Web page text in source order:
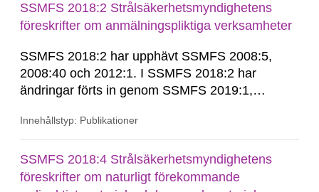
SSMFS 2018:2 Strålsäkerhetsmyndighetens
föreskrifter om anmälningspliktiga verksamheter
SSMFS 2018:2 har upphävt SSMFS 2008:5,
2008:40 och 2012:1. I SSMFS 2018:2 har
ändringar förts in genom SSMFS 2019:1,
Innehållstyp: Publikationer
SSMFS 2018:4 Strålsäkerhetsmyndighetens
föreskrifter om naturligt förekommande